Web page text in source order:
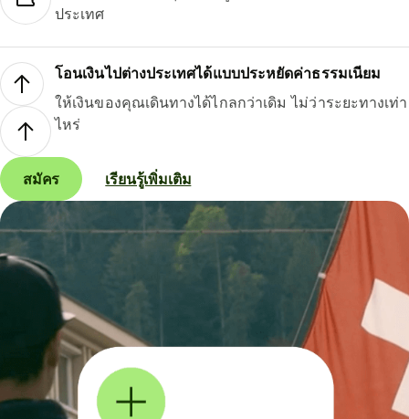
ประเทศ
โอนเงินไปต่างประเทศได้แบบประหยัดค่าธรรมเนียม
ให้เงินของคุณเดินทางได้ไกลกว่าเดิม ไม่ว่าระยะทางเท่า
ไหร่
สมัคร เรียนรู้เพิ่มเติม